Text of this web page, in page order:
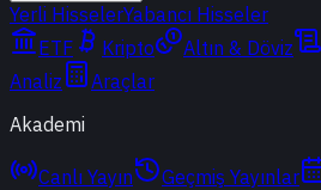
Yerli HisselerYabancı Hisseler
ETF
Kripto Altın & Döviz
Analiz
Araçlar
Akademi
Canlı Yayın Geçmiş Yayınlar